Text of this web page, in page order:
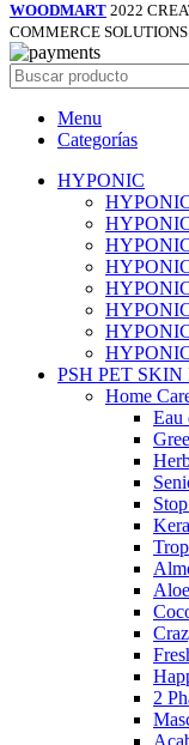
WOODMART 2022
COMMERCE
Menu
Categorías
HYPONIC
PSH PET
Home
Eau
2